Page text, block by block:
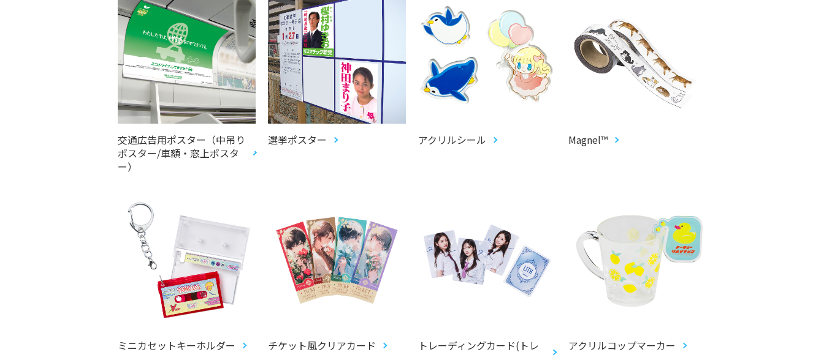
交通広告用ポスター（中吊り
ポスター/車額・窓上ポスタ
ー）
選挙ポスター アクリルシール Magnel™
ミニカセットキーホルダー チケット風クリアカード
トレーディングカード(トレ
アクリルコップマーカー